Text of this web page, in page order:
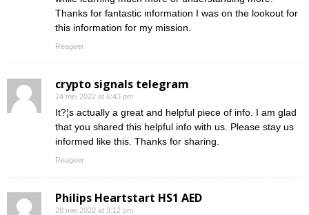
Thanks for fantastic information I was on the lookout for
this information for my mission.
Reageer
crypto signals telegram
24 mei 2022 at 6:43 pm
It?¦s actually a great and helpful piece of info. I am glad
that you shared this helpful info with us. Please stay us
informed like this. Thanks for sharing.
Reageer
Philips Heartstart HS1 AED
28 mei 2022 at 3:12 pm